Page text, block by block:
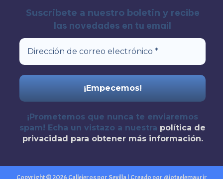
Suscribete a nuestro boletin y recibe
las novedades en tu email
¡Prometemos que nunca te enviaremos
spam! Echa un vistazo a nuestra política de
privacidad para obtener más información.
Copyright © 2026 Callejeros por Sevilla | Creado por @jotaelemaurir